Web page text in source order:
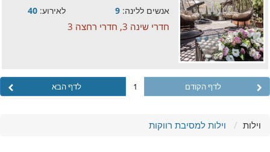
אנשים ללינה: 9 לאירוע: 40
חדרי שינה 3, חדרי רחצה 3
לדף הקודם 1 לדף הבא
וילות וילות למסיבת רווקות